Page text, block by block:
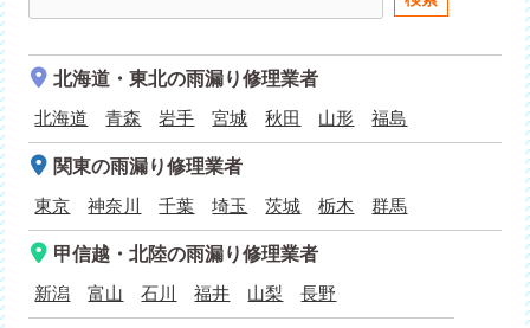
北海道・東北の雨漏り修理業者
北海道
青森 岩手 宮城 秋田 山形 福島
関東の雨漏り修理業者
東京
神奈川 千葉 埼玉 茨城 栃木 群馬
甲信越・北陸の雨漏り修理業者
新潟
富山 石川 福井 山梨 長野